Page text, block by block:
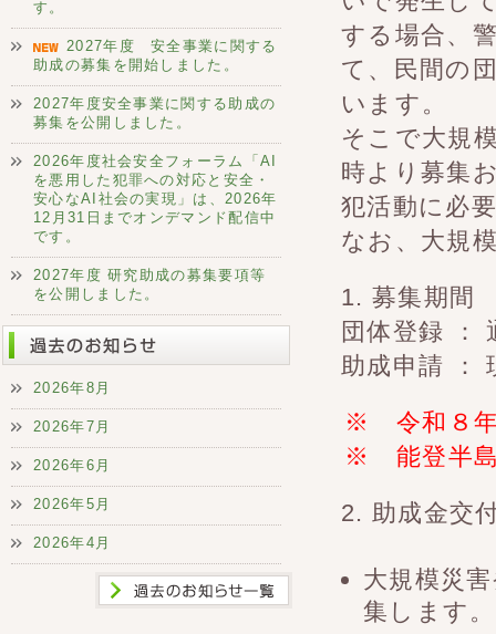
する場合、
て、民間の
います。
そこで大規
時より募集
犯活動に必
なお、大規
1. 募集期間
団体登録 ：
助成申請 ：
※ 令和８年
※ 能登半島
2. 助成金交
大規模災
集します
す。
2027年度 安全事業に関する
助成の募集を開始しました。
2027年度安全事業に関する助成の
募集を公開しました。
2026年度社会安全フォーラム「AI
を悪用した犯罪への対応と安全・
安心なAI社会の実現」は、2026年
12月31日までオンデマンド配信中
です。
2027年度 研究助成の募集要項等
を公開しました。
2026年8月
2026年7月
2026年6月
2026年5月
2026年4月